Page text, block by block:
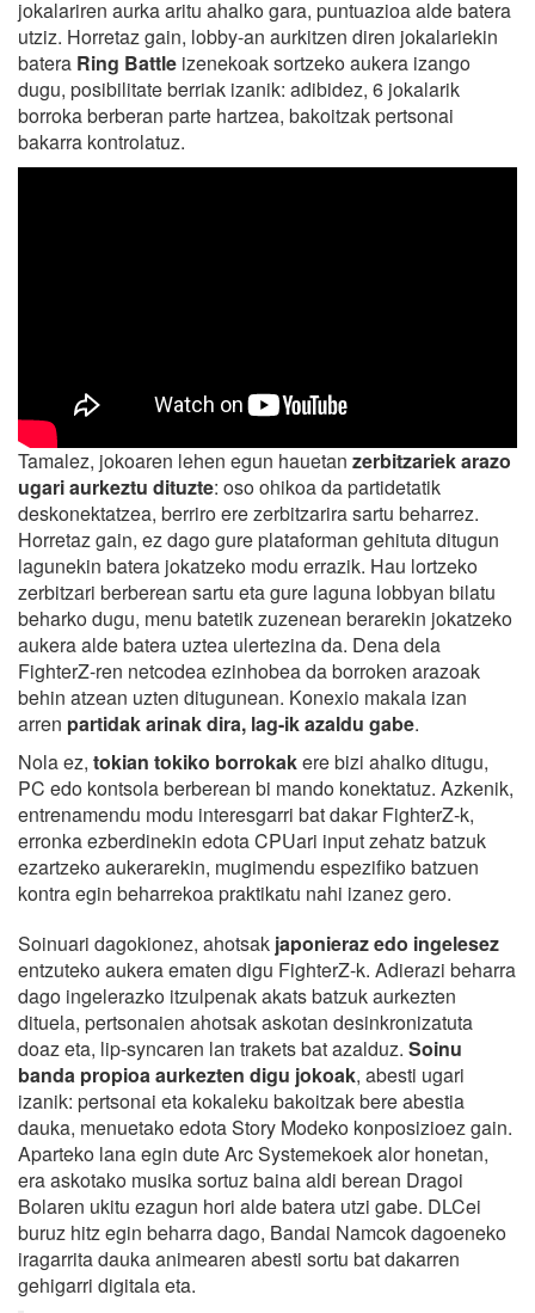
jokalariren aurka aritu ahalko gara, puntuazioa alde batera
utziz. Horretaz gain, lobby-an aurkitzen diren jokalariekin
batera Ring Battle izenekoak sortzeko aukera izango
dugu, posibilitate berriak izanik: adibidez, 6 jokalarik
borroka berberan parte hartzea, bakoitzak pertsonai
bakarra kontrolatuz.
Tamalez, jokoaren lehen egun hauetan zerbitzariek arazo
ugari aurkeztu dituzte: oso ohikoa da partidetatik
deskonektatzea, berriro ere zerbitzarira sartu beharrez.
Horretaz gain, ez dago gure plataforman gehituta ditugun
lagunekin batera jokatzeko modu errazik. Hau lortzeko
zerbitzari berberean sartu eta gure laguna lobbyan bilatu
beharko dugu, menu batetik zuzenean berarekin jokatzeko
aukera alde batera uztea ulertezina da. Dena dela
FighterZ-ren netcodea ezinhobea da borroken arazoak
behin atzean uzten ditugunean. Konexio makala izan
arren partidak arinak dira, lag-ik azaldu gabe.
Nola ez, tokian tokiko borrokakere bizi ahalko ditugu,
PC edo kontsola berberean bi mando konektatuz. Azkenik,
entrenamendu modu interesgarri bat dakar FighterZ-k,
erronka ezberdinekin edota CPUari input zehatz batzuk
ezartzeko aukerarekin, mugimendu espezifiko batzuen
kontra egin beharrekoa praktikatu nahi izanez gero.
Soinuari dagokionez, ahotsak japonieraz edo ingelesez
entzuteko aukera ematen digu FighterZ-k. Adierazi beharra
dago ingelerazko itzulpenak akats batzuk aurkezten
dituela, pertsonaien ahotsak askotan desinkronizatuta
doaz eta, lip-syncaren lan trakets bat azalduz. Soinu
banda propioa aurkezten digu jokoak, abesti ugari
izanik: pertsonai eta kokaleku bakoitzak bere abestia
dauka, menuetako edota Story Modeko konposizioez gain.
Aparteko lana egin dute Arc Systemekoek alor honetan,
era askotako musika sortuz baina aldi berean Dragoi
Bolaren ukitu ezagun hori alde batera utzi gabe. DLCei
buruz hitz egin beharra dago, Bandai Namcok dagoeneko
iragarrita dauka animearen abesti sortu bat dakarren
gehigarri digitala eta.